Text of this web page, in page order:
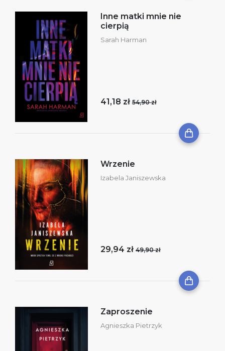
Inne matki mnie nie
cierpią
Sarah Harman
41,18 zł 54,90 zł
Wrzenie
Izabela Janiszewska
29,94 zł 49,90 zł
Zaproszenie
Agnieszka Pietrzyk